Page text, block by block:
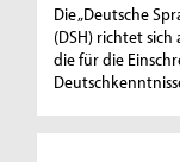
Die „Deutsche
(DSH) richtet
die für die